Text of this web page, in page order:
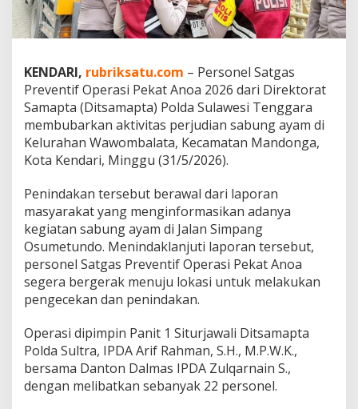
b
u
n
A
y
a
m
d
i
a
o
m
b
l
a
t
a
,
S
t
a
M
KENDARI, rubriksatu.com – Personel Satgas
Preventif Operasi Pekat Anoa 2026 dari Direktorat
Samapta (Ditsamapta) Polda Sulawesi Tenggara
membubarkan aktivitas perjudian sabung ayam di
Kelurahan Wawombalata, Kecamatan Mandonga,
Kota Kendari, Minggu (31/5/2026).
Penindakan tersebut berawal dari laporan
masyarakat yang menginformasikan adanya
kegiatan sabung ayam di Jalan Simpang
Osumetundo. Menindaklanjuti laporan tersebut,
personel Satgas Preventif Operasi Pekat Anoa
segera bergerak menuju lokasi untuk melakukan
pengecekan dan penindakan.
Operasi dipimpin Panit 1 Siturjawali Ditsamapta
Polda Sultra, IPDA Arif Rahman, S.H., M.P.W.K.,
bersama Danton Dalmas IPDA Zulqarnain S.,
dengan melibatkan sebanyak 22 personel.